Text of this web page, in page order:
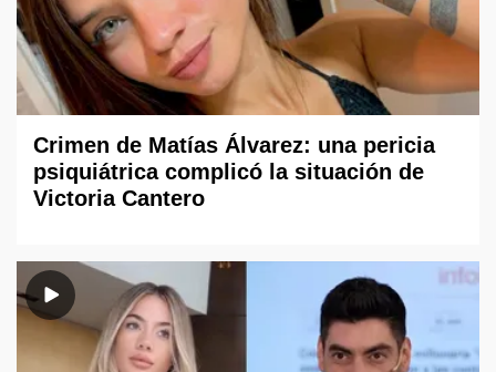
Crimen de Matías Álvarez: una pericia
psiquiátrica complicó la situación de
Victoria Cantero